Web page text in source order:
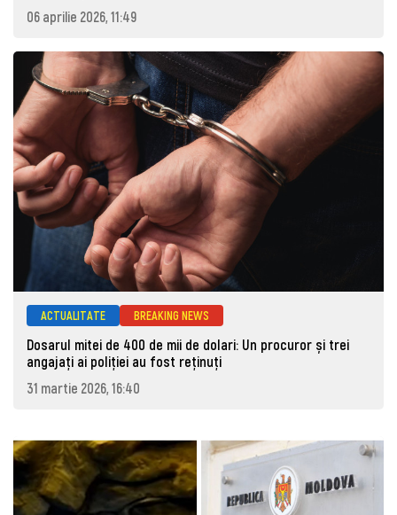
06 aprilie 2026, 11:49
ACTUALITATE BREAKING NEWS
Dosarul mitei de 400 de mii de dolari: Un procuror și trei
angajați ai poliției au fost reținuți
31 martie 2026, 16:40